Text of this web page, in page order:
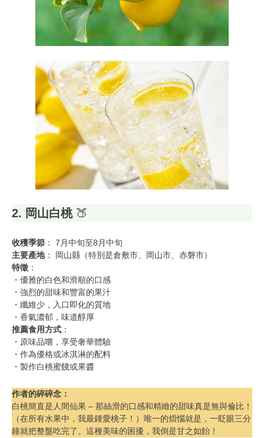
2. 岡山白桃 🍑
收穫季節 ： 7月中旬至8月中旬
主要產地： 岡山縣（特別是倉敷市、岡山市、赤磐市）
特徵 ：
・優雅的白色和滑順的口感
・強烈的甜味和豐富的果汁
・纖維少，入口即化的質地
・香氣濃郁，味道醇厚
推薦食用方式 ：
・原味品嚐，享受奢華體驗
・作為優格或冰淇淋的配料
・製作白桃蜜餞或果醬
作者的碎碎念 ：
白桃簡直是人間仙果 – 那絲滑的口感和精緻的甜味真是無與倫比！
（在所有水果中，我最鍾愛桃子！）唯一的煩惱就是，一眨眼三分
鐘就把整盤吃完了。這種美味的困擾，我倒是甘之如飴！